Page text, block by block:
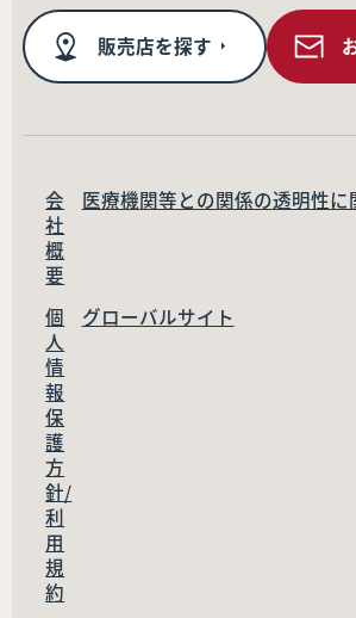
販売店を探す
会
社
概
要
医療機関等との関係の透明性に
個
人
情
報
保
護
方
針/
利
用
規
約
グローバルサイト